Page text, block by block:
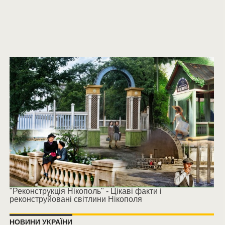
"Реконструкція Нікополь" - Цікаві факти і
реконструйовані світлини Нікополя
НОВИНИ УКРАЇНИ